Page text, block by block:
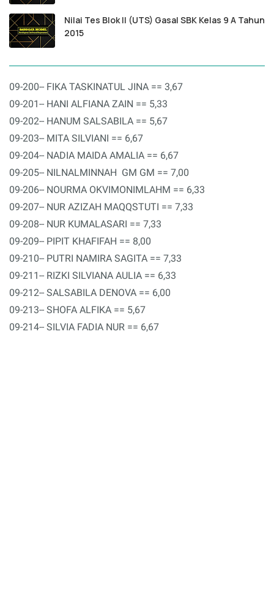
Nilai Tes Blok II (UTS) Gasal SBK Kelas 9 A Tahun
2015
09-200-- FIKA TASKINATUL JINA == 3,67
09-201-- HANI ALFIANA ZAIN == 5,33
09-202-- HANUM SALSABILA == 5,67
09-203-- MITA SILVIANI == 6,67
09-204-- NADIA MAIDA AMALIA == 6,67
09-205-- NILNALMINNAH GM GM == 7,00
09-206-- NOURMA OKVIMONIMLAHM == 6,33
09-207-- NUR AZIZAH MAQQSTUTI == 7,33
09-208-- NUR KUMALASARI == 7,33
09-209-- PIPIT KHAFIFAH == 8,00
09-210-- PUTRI NAMIRA SAGITA == 7,33
09-211-- RIZKI SILVIANA AULIA == 6,33
09-212-- SALSABILA DENOVA == 6,00
09-213-- SHOFA ALFIKA == 5,67
09-214-- SILVIA FADIA NUR == 6,67